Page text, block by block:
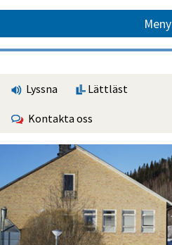
Meny
Lyssna Lättläst
Kontakta oss